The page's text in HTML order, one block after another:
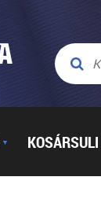
▼ KOSÁRSULI